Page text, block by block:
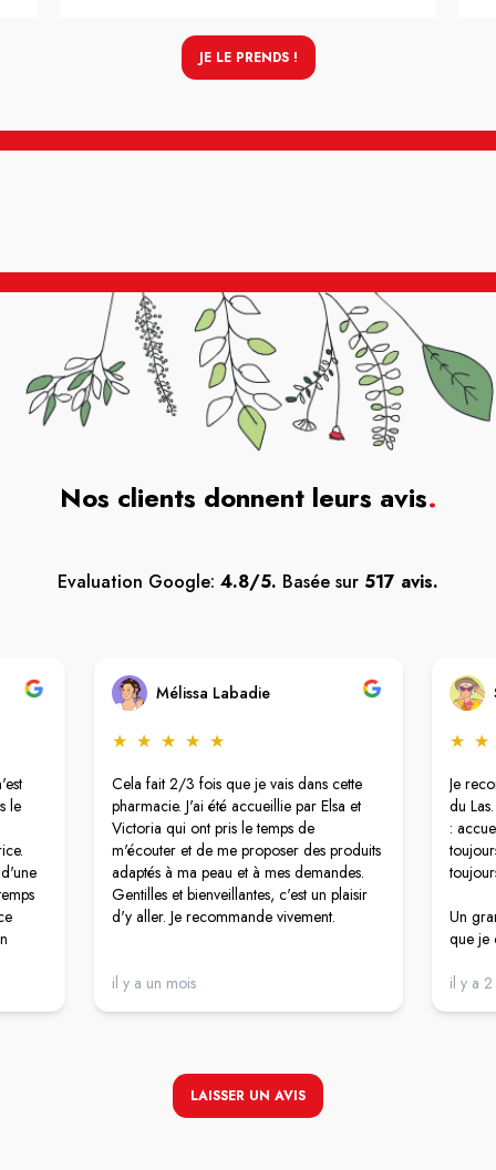
JE LE PRENDS !
Nos clients donnent leurs avis.
Evaluation Google: 4.8/5. Basée sur 517 avis.
le
Mélissa Labadie
★ ★ ★ ★ ★
Cela fait 2/3 fois que je vais dans cette
pharmacie. J'ai été accueillie par Elsa et
Victoria qui ont pris le temps de
m'écouter et de me proposer des produits
adaptés à ma peau et à mes demandes.
Gentilles et bienveillantes, c'est un plaisir
d'y aller. Je recommande vivement.
il y a un mois
★ ★
Je
du
:
Un
que je
il y a
LAISSER UN AVIS